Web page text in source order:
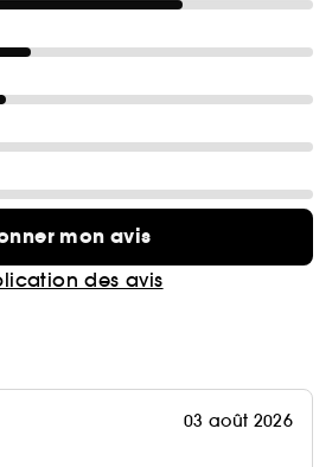
mon avis
des avis
03 août 2026